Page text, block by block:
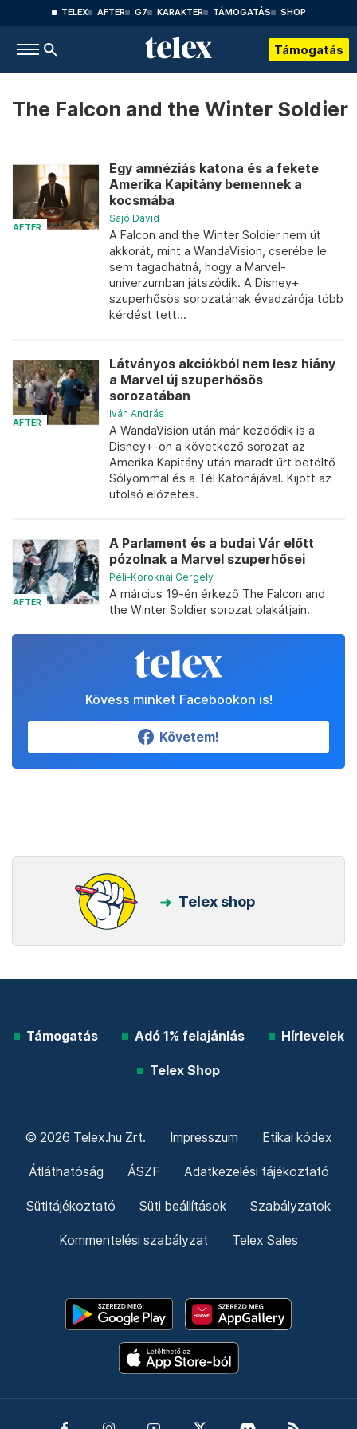
TELEX AFTER G7 KARAKTER TÁMOGATÁS SHOP
Támogatás
The Falcon and the Winter Soldier
AFTER
Egy amnéziás katona és a fekete
Amerika Kapitány bemennek a
kocsmába
Sajó Dávid
A Falcon and the Winter Soldier nem üt
akkorát, mint a WandaVision, cserébe le
sem tagadhatná, hogy a Marvel-
univerzumban játszódik. A Disney+
szuperhősös sorozatának évadzárója több
kérdést tett...
AFTER
Látványos akciókból nem lesz hiány
a Marvel új szuperhősös
sorozatában
Iván András
A WandaVision után már kezdődik is a
Disney+-on a következő sorozat az
Amerika Kapitány után maradt űrt betöltő
Sólyommal és a Tél Katonájával. Kijött az
utolsó előzetes.
AFTER
A Parlament és a budai Vár előtt
pózolnak a Marvel szuperhősei
Péli-Koroknai Gergely
A március 19-én érkező The Falcon and
the Winter Soldier sorozat plakátjain.
Kövess minket Facebookon is!
Követem!
Telex shop
Támogatás Adó 1% felajánlás Hírlevelek
Telex Shop
© 2026 Telex.hu Zrt. Impresszum Etikai kódex
Átláthatóság ÁSZF Adatkezelési tájékoztató
Sütitájékoztató Süti beállítások Szabályzatok
Kommentelési szabályzat Telex Sales